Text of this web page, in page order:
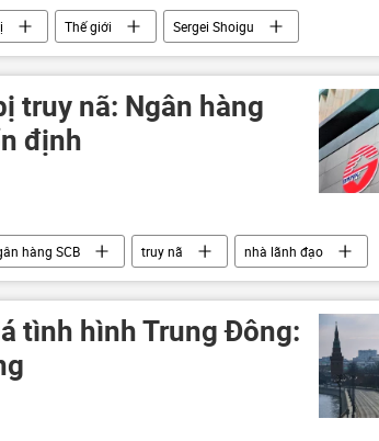
Thế giới
Sergei Shoigu
Kỳ Chiến dịch quân sự đặc biệt tại Ukraina
truy nã: Ngân hàng
định
hàng SCB truy nã
nhà lãnh đạo
tình hình Trung Đông: